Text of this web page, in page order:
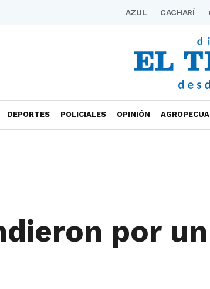
AZUL CACHARÍ
DEPORTES POLICIALES OPINIÓN
por